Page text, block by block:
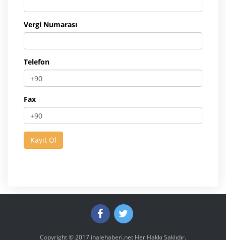
Vergi Numarası
Telefon
Fax
Copyright © 2017 ihalehaberi.net Her Hakkı Saklıdır.